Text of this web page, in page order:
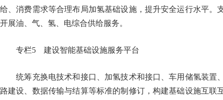
给、消费需求等合理布局加氢基础设施，提升安全运行水平。
开展油、气、氢、电综合供给服务。
专栏5 建设智能基础设施服务平台
统筹充换电技术和接口、加氢技术和接口、车用储氢装置
路建设、数据传输与结算等标准的制修订，构建基础设施互联